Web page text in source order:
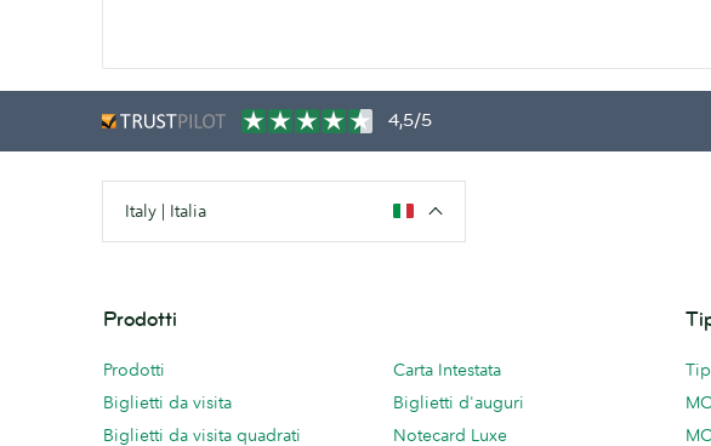
4,5/5
Italy | Italia
Prodotti
Prodotti
Biglietti da visita
Biglietti da visita quadrati
Carta Intestata
Biglietti d'auguri
Notecard Luxe